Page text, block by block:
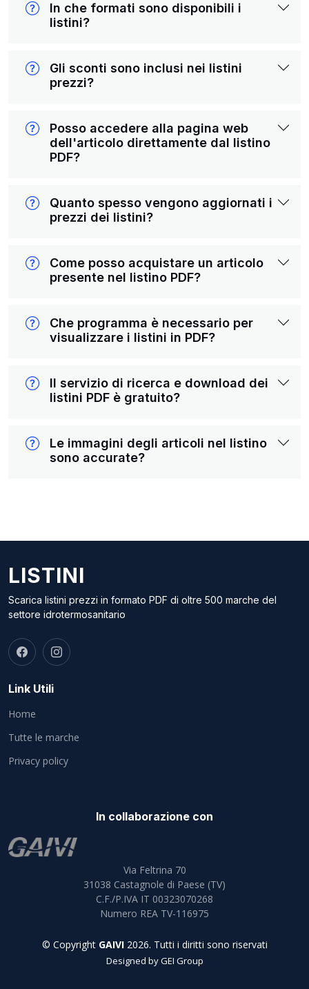
In che formati sono disponibili i
listini?
Gli sconti sono inclusi nei listini
prezzi?
Posso accedere alla pagina web
dell'articolo direttamente dal listino
PDF?
Quanto spesso vengono aggiornati i
prezzi dei listini?
Come posso acquistare un articolo
presente nel listino PDF?
Che programma è necessario per
visualizzare i listini in PDF?
Il servizio di ricerca e download dei
listini PDF è gratuito?
Le immagini degli articoli nel listino
sono accurate?
LISTINI
Scarica listini prezzi in formato PDF di oltre 500 marche del
settore idrotermosanitario
Link Utili
Home
Tutte le marche
Privacy policy
In collaborazione con
Via Feltrina 70
31038 Castagnole di Paese (TV)
C.F./P.IVA IT 00323070268
Numero REA TV-116975
© Copyright GAIVI2026. Tutti i diritti sono riservati
Designed byGEI Group